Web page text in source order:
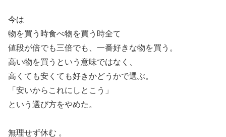
今は
物を買う時食べ物を買う時全て
値段が倍でも三倍でも、一番好きな物を買う。
高い物を買うという意味ではなく、
高くても安くても好きかどうかで選ぶ。
「安いからこれにしとこう」
という選び方をやめた。
無理せず休む 。